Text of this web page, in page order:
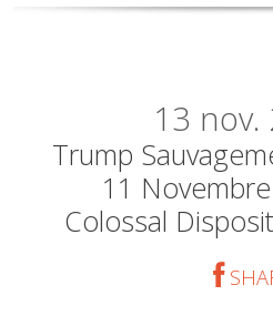
13 nov.
Trump
11
Colossal